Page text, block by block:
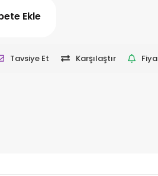
Ekle
Tavsiye Et Karşılaştır